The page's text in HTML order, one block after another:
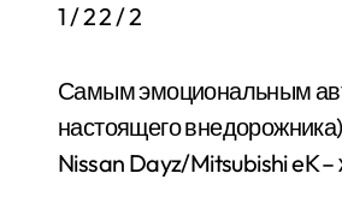
1/ 22/ 2
Самым эмоциональным
настоящего
Nissan Dayz/Mitsubishi eK